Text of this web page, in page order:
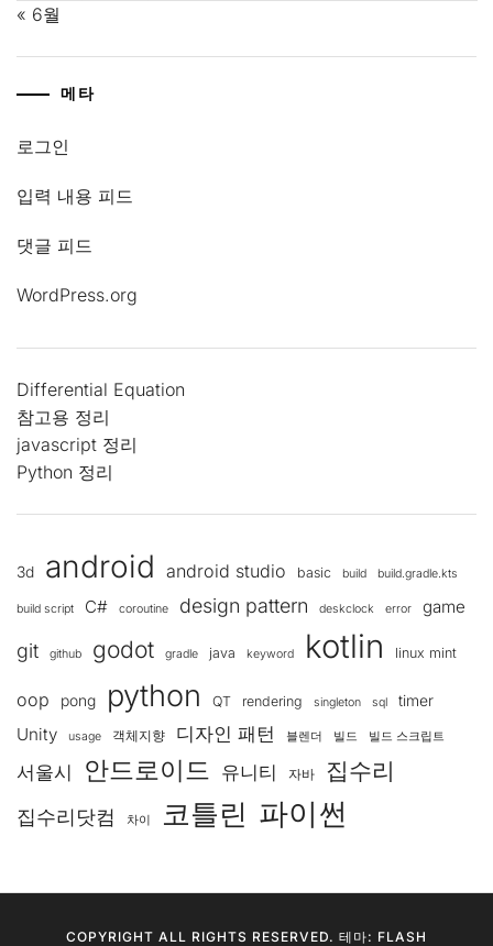
« 6월
메타
로그인
입력 내용 피드
댓글 피드
WordPress.org
Differential Equation
참고용 정리
javascript 정리
Python 정리
3d android android studio basic build build.gradle.kts
build script C# coroutine design pattern deskclock error game
git github godot gradle java keyword kotlin linux mint
oop pong python QT rendering singleton sql timer
Unity usage 객체지향 디자인 패턴 블렌더 빌드 빌드 스크립트
서울시 안드로이드 유니티 자바 집수리
집수리닷컴 차이 코틀린 파이썬
COPYRIGHT ALL RIGHTS RESERVED. 테마: FLASH